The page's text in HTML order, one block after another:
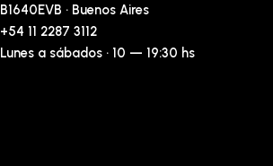
B1640EVB · Buenos Aires
+54 11 2287 3112
Lunes a sábados · 10 — 19:30 hs